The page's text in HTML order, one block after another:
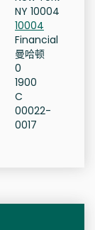
NY 10004
10004
Financial
曼哈顿
0
1900
C
00022-
0017